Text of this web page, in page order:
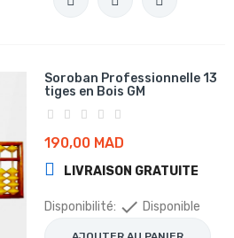
Soroban Professionnelle 13
tiges en Bois GM
190,00 MAD
LIVRAISON GRATUITE
Disponibilité:  Disponible